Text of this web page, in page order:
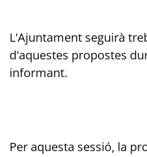
L'Ajuntament seguirà
d'aquestes propostes
informant.
Per aquesta sessió, la